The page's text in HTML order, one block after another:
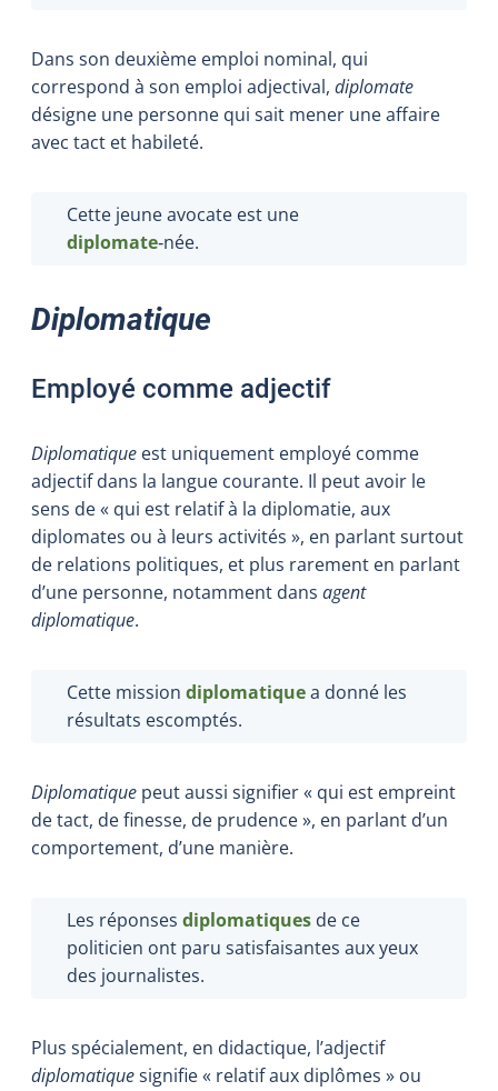
Dans son deuxième emploi nominal, qui
correspond à son emploi adjectival, diplomate
désigne une personne qui sait mener une affaire
avec tact et habileté.
Cette jeune avocate est une
diplomate‑née.
Diplomatique
Employé comme adjectif
Diplomatique est uniquement employé comme
adjectif dans la langue courante. Il peut avoir le
sens de « qui est relatif à la diplomatie, aux
diplomates ou à leurs activités », en parlant surtout
de relations politiques, et plus rarement en parlant
d’une personne, notamment dans agent
diplomatique.
Cette mission diplomatiquea donné les
résultats escomptés.
Diplomatique peut aussi signifier « qui est empreint
de tact, de finesse, de prudence », en parlant d’un
comportement, d’une manière.
Les réponses diplomatiques de ce
politicien ont paru satisfaisantes aux yeux
des journalistes.
Plus spécialement, en didactique, l’adjectif
diplomatiquesignifie « relatif aux diplômes » ou